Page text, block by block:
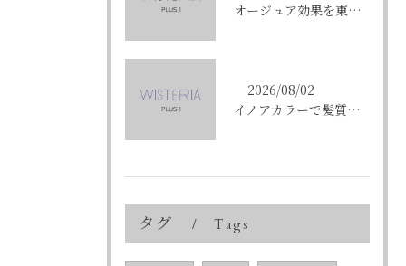
オージュア効果を東京都中央区銀座で実感する選び方と購入ポイント
2026/08/02
イノアカラーで髪質改善を叶える東京都中央区銀座の新しい髪色体験
タグ Tags